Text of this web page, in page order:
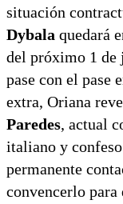
situación
Dybala quedará
del próximo 1 de
pase con el pase
extra, Oriana
Paredes, actual
italiano y
permanente
convencerlo para